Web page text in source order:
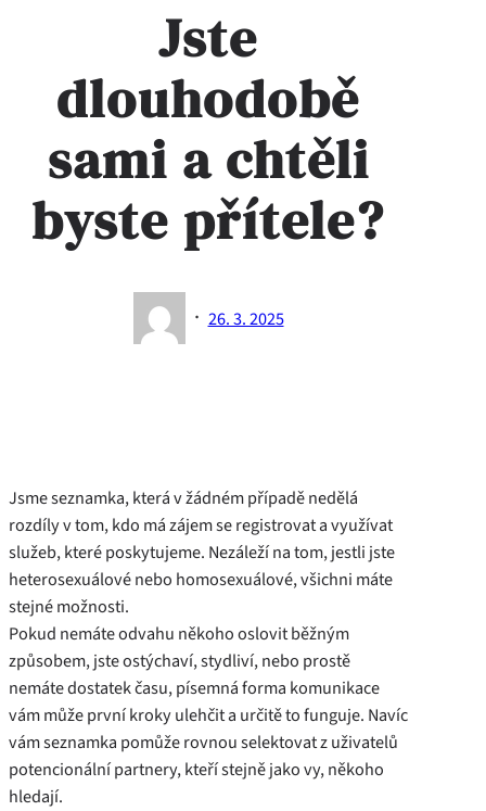
Jste
dlouhodobě
sami a chtěli
byste přítele?
· 26. 3. 2025
Jsme seznamka, která v žádném případě nedělá
rozdíly v tom, kdo má zájem se registrovat a využívat
služeb, které poskytujeme. Nezáleží na tom, jestli jste
heterosexuálové nebo homosexuálové, všichni máte
stejné možnosti.
Pokud nemáte odvahu někoho oslovit běžným
způsobem, jste ostýchaví, stydliví, nebo prostě
nemáte dostatek času, písemná forma komunikace
vám může první kroky ulehčit a určitě to funguje. Navíc
vám seznamka pomůže rovnou selektovat z uživatelů
potencionální partnery, kteří stejně jako vy, někoho
hledají.